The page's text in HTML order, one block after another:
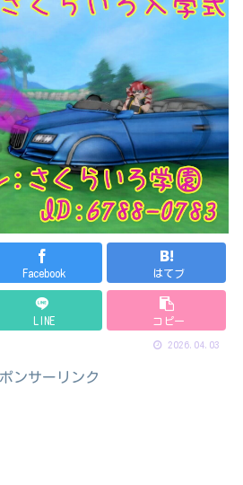
Facebook はてブ
LINE コピー
2026.04.03
ンサーリンク